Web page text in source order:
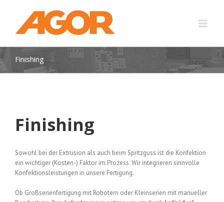
Finishing
Finishing
Sowohl bei der Extrusion als auch beim Spritzguss ist die Konfektion
ein wichtiger (Kosten-) Faktor im Prozess. Wir integrieren sinnvolle
Konfektionsleistungen in unsere Fertigung.
Ob Großserienfertigung mit Robotern oder Kleinserien mit manueller